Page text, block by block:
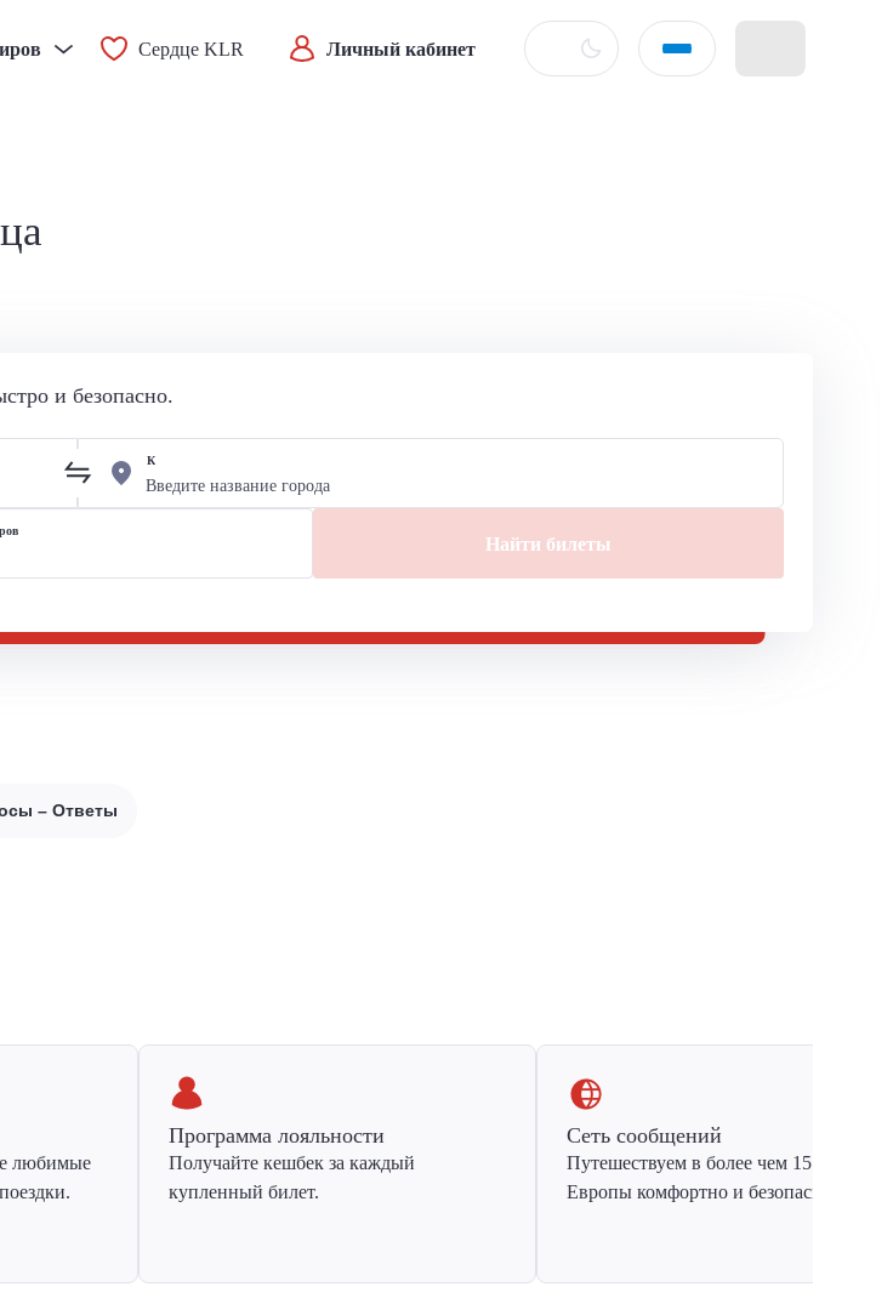
Сердце KLR Личный кабинет
и безопасно.
К
Найти билеты
– Ответы
любимые
Программа лояльности
Получайте кешбек за каждый
купленный билет.
Сеть сообщений
Путешествуем в более чем 15 стран
Европы комфортно и безопасно.